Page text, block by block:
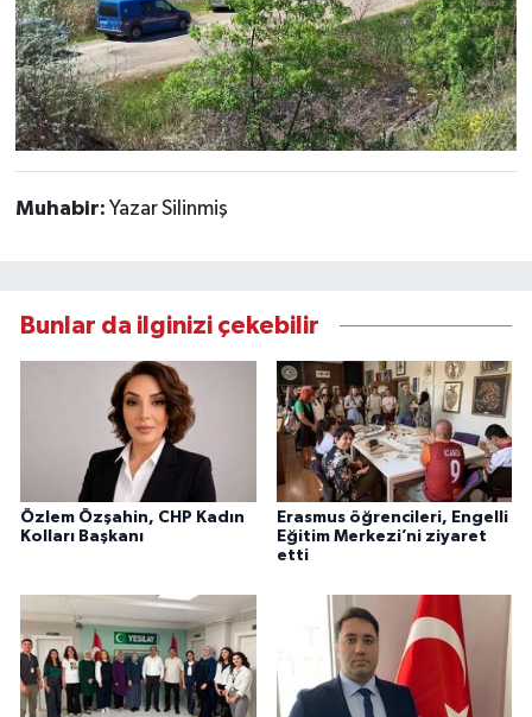
Muhabir: Yazar Silinmiş
Bunlar da ilginizi çekebilir
Özlem Özşahin, CHP Kadın
Kolları Başkanı
Erasmus öğrencileri, Engelli
Eğitim Merkezi’ni ziyaret
etti